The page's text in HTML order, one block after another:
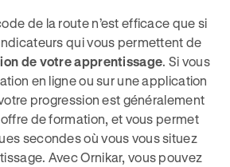
de la route n’est efficace que si
qui vous permettent de
de votre apprentissage. Si vous
en ligne ou sur une application
progression est généralement
de formation, et vous permet
secondes où vous vous situez
Avec Ornikar, vous pouvez